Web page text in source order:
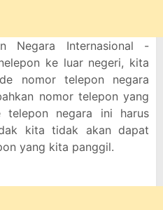
Negara Internasional -
ke luar negeri, kita
nomor telepon negara
nomor telepon yang
telepon negara ini harus
kita tidak akan dapat
yang kita panggil.